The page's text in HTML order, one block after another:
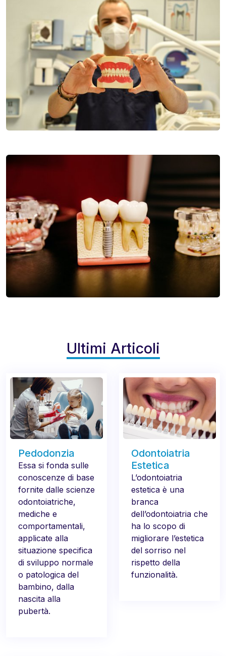
Ultimi Articoli
Pedodonzia
Essa si fonda sulle
conoscenze di base
fornite dalle scienze
odontoiatriche,
mediche e
comportamentali,
applicate alla
situazione specifica
di sviluppo normale
o patologica del
bambino, dalla
nascita alla
pubertà.
Odontoiatria
Estetica
L’odontoiatria
estetica è una
branca
dell’odontoiatria che
ha lo scopo di
migliorare l’estetica
del sorriso nel
rispetto della
funzionalità.